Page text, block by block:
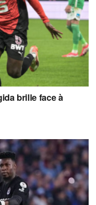
brille face à